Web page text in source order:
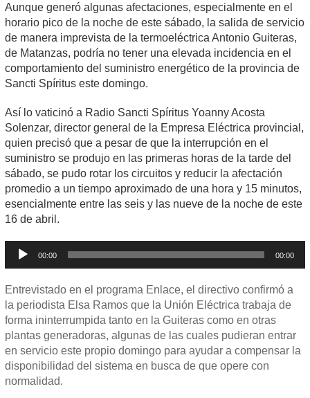
Aunque generó algunas afectaciones, especialmente en el
horario pico de la noche de este sábado, la salida de servicio
de manera imprevista de la termoeléctrica Antonio Guiteras,
de Matanzas, podría no tener una elevada incidencia en el
comportamiento del suministro energético de la provincia de
Sancti Spíritus este domingo.
Así lo vaticinó a Radio Sancti Spíritus Yoanny Acosta
Solenzar, director general de la Empresa Eléctrica provincial,
quien precisó que a pesar de que la interrupción en el
suministro se produjo en las primeras horas de la tarde del
sábado, se pudo rotar los circuitos y reducir la afectación
promedio a un tiempo aproximado de una hora y 15 minutos,
esencialmente entre las seis y las nueve de la noche de este
16 de abril.
Reproductor
00:00 00:00
Entrevistado en el programa Enlace, el directivo confirmó a
la periodista Elsa Ramos que la Unión Eléctrica trabaja de
forma ininterrumpida tanto en la Guiteras como en otras
plantas generadoras, algunas de las cuales pudieran entrar
en servicio este propio domingo para ayudar a compensar la
disponibilidad del sistema en busca de que opere con
normalidad.